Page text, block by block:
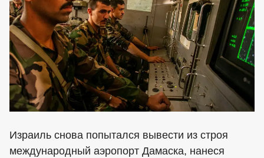
Израиль снова попытался вывести из строя
международный аэропорт Дамаска, нанеся